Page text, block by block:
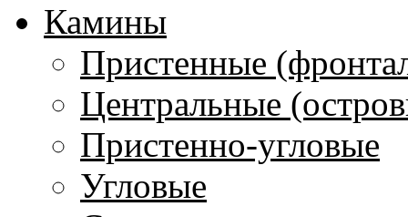
Камины
Пристенные
Центральные
Пристенно-угловые
Угловые